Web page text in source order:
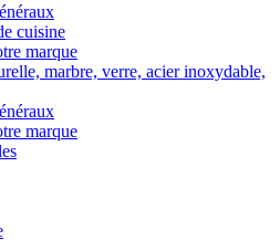
cuisine
marque
marbre, verre, acier inoxydable,
marque